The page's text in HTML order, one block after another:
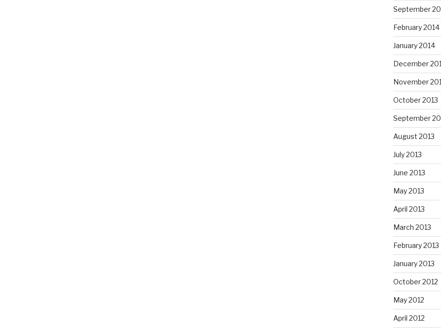
September
February 2014
January 2014
December
November
October 2013
September
August 2013
July 2013
June 2013
May 2013
April 2013
March 2013
February 2013
January 2013
October 2012
May 2012
April 2012